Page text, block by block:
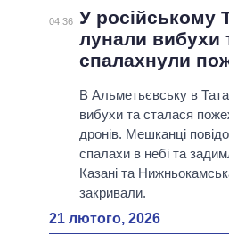
04:36 У російському
лунали вибухи
спалахнули
В Альметьєвську в
вибухи та сталася
дронів. Мешканці
спалахи в небі та
Казані та
закривали.
21 лютого, 2026